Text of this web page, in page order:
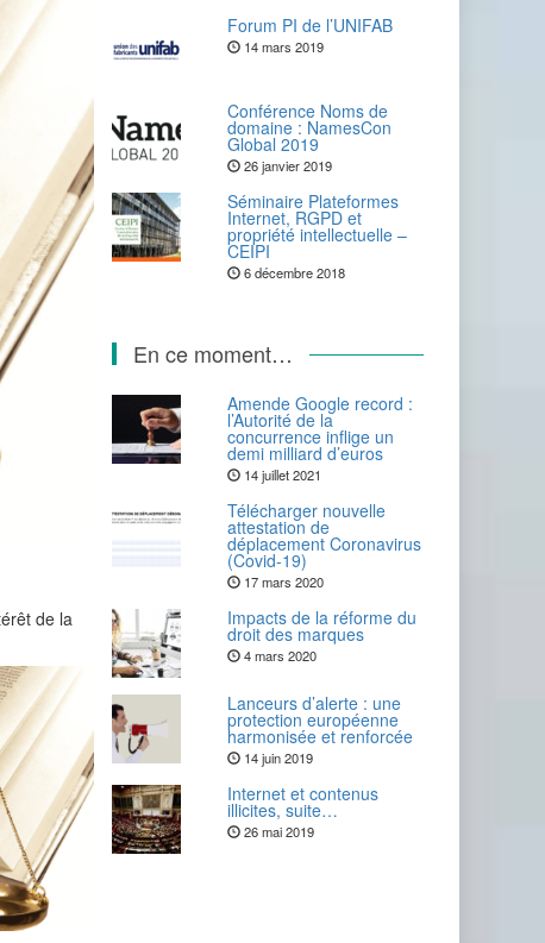
de la
Forum PI de l’UNIFAB
14 mars 2019
Conférence Noms de
domaine : NamesCon
Global 2019
26 janvier 2019
Séminaire Plateformes
Internet, RGPD et
propriété intellectuelle –
CEIPI
6 décembre 2018
En ce moment…
Amende Google record :
l’Autorité de la
concurrence inflige un
demi milliard d’euros
14 juillet 2021
Télécharger nouvelle
attestation de
déplacement Coronavirus
(Covid-19)
17 mars 2020
Impacts de la réforme du
droit des marques
4 mars 2020
Lanceurs d’alerte : une
protection européenne
harmonisée et renforcée
14 juin 2019
Internet et contenus
illicites, suite…
26 mai 2019